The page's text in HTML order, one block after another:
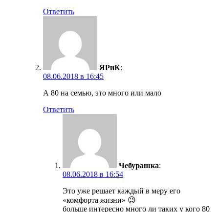
Ответить
ЯРиК:
08.06.2018 в 16:45
А 80 на семью, это много или мало
Ответить
Чебурашка:
08.06.2018 в 16:54
Это уже решает каждый в меру его
«комфорта жизни» 😉
больше интересно много ли таких у кого 80